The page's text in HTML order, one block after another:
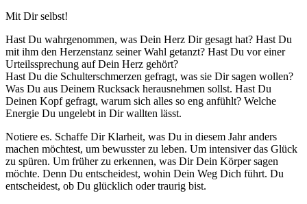
Mit Dir selbst!
Hast Du wahrgenommen, was Dein Herz Dir gesagt hat? Hast Du
mit ihm den Herzenstanz seiner Wahl getanzt? Hast Du vor einer
Urteilssprechung auf Dein Herz gehört?
Hast Du die Schulterschmerzen gefragt, was sie Dir sagen wollen?
Was Du aus Deinem Rucksack herausnehmen sollst. Hast Du
Deinen Kopf gefragt, warum sich alles so eng anfühlt? Welche
Energie Du ungelebt in Dir wallten lässt.
Notiere es. Schaffe Dir Klarheit, was Du in diesem Jahr anders
machen möchtest, um bewusster zu leben. Um intensiver das Glück
zu spüren. Um früher zu erkennen, was Dir Dein Körper sagen
möchte. Denn Du entscheidest, wohin Dein Weg Dich führt. Du
entscheidest, ob Du glücklich oder traurig bist.